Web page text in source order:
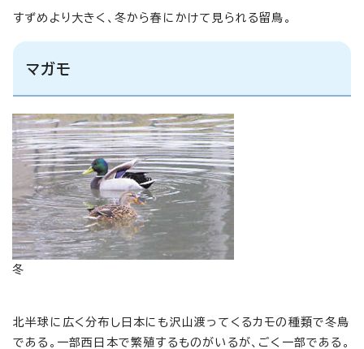
すずめより大きく、冬から春にかけて見られる留鳥。
マガモ
冬
北半球に広く分布し日本にも沢山渡ってくるカモの種類で冬鳥
である。一部西日本で繁殖するものがいるが、ごく一部である。